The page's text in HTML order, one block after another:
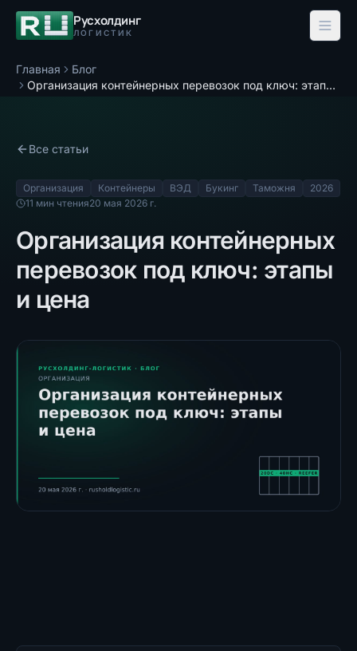
Русхолдинг
ЛОГИСТИК
Главная
Блог
Организация контейнерных перевозок под ключ: этапы и цена
Все статьи
Организация Контейнеры ВЭД Букинг Таможня
2026
11 мин чтения20 мая 2026 г.
Организация контейнерных
перевозок под ключ: этапы
и цена